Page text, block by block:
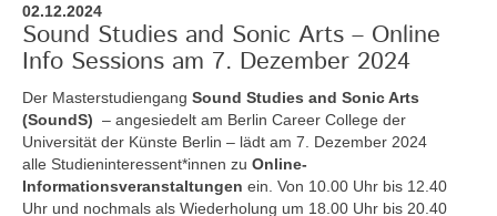
02.12.2024
Sound Studies and Sonic Arts – Online
Info Sessions am 7. Dezember 2024
Der Masterstudiengang Sound Studies and Sonic Arts
(SoundS) – angesiedelt am Berlin Career College der
Universität der Künste Berlin – lädt am 7. Dezember 2024
alle Studieninteressent*innen zu Online-
Informationsveranstaltungen ein. Von 10.00 Uhr bis 12.40
Uhr und nochmals als Wiederholung um 18.00 Uhr bis 20.40